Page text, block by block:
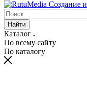
Найти
Каталог
По всему сайту
По каталогу